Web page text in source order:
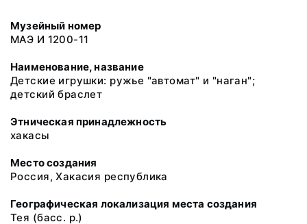
Музейный номер
МАЭ И 1200-11
Наименование, название
Детские игрушки: ружье "автомат" и "наган";
детский браслет
Этническая принадлежность
хакасы
Место создания
Россия, Хакасия республика
Географическая локализация места создания
Тея (басс. р.)